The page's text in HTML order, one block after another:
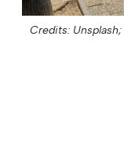
Credits: Unsplash;